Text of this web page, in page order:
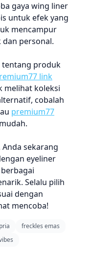
gaya wing liner
untuk efek yang
mencampur
personal.
produk
link
melihat koleksi
cobalah
premium77
sekarang
eyeliner
Selalu pilih
dengan
mencoba!
freckles emas